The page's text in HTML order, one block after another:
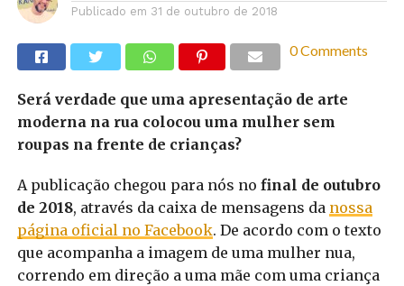
Publicado em 31 de outubro de 2018
0 Comments
Será verdade que uma apresentação de arte
moderna na rua colocou uma mulher sem
roupas na frente de crianças?
A publicação chegou para nós no final de outubro
de 2018, através da caixa de mensagens da nossa
página oficial no Facebook. De acordo com o texto
que acompanha a imagem de uma mulher nua,
correndo em direção a uma mãe com uma criança